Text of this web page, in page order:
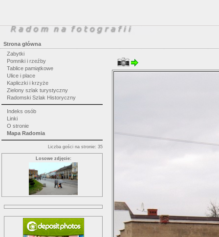
Strona główna
Zabytki
Pomniki i rzeźby
Tablice pamiątkowe
Ulice i place
Kapliczki i krzyże
Zielony szlak turystyczny
Radomski Szlak Historyczny
Indeks osób
Linki
O stronie
Mapa Radomia
Liczba gości na stronie: 35
Losowe zdjęcie: